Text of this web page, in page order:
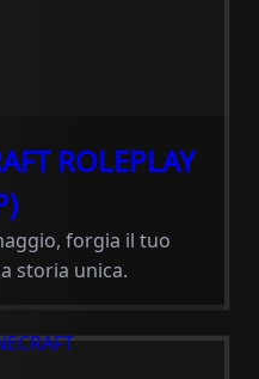
ROLEPLAY
forgia il tuo
storia unica.